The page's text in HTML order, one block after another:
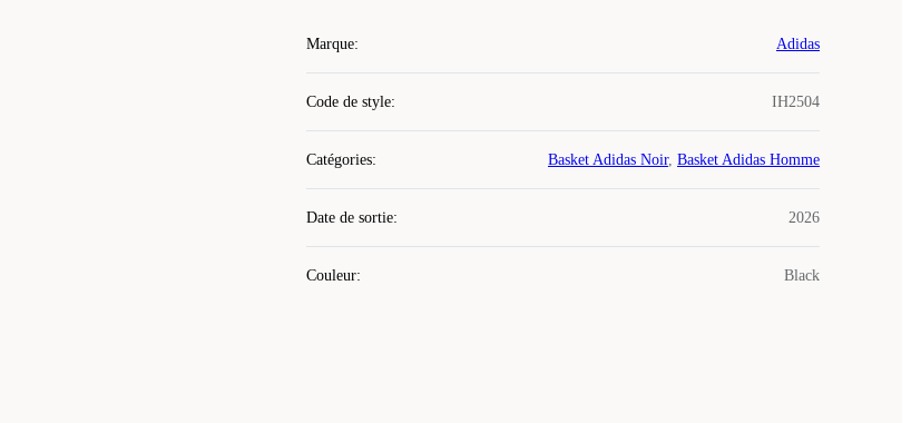
Marque: Adidas
Code de style: IH2504
Catégories: Basket Adidas Noir, Basket Adidas Homme
Date de sortie: 2026
Couleur: Black